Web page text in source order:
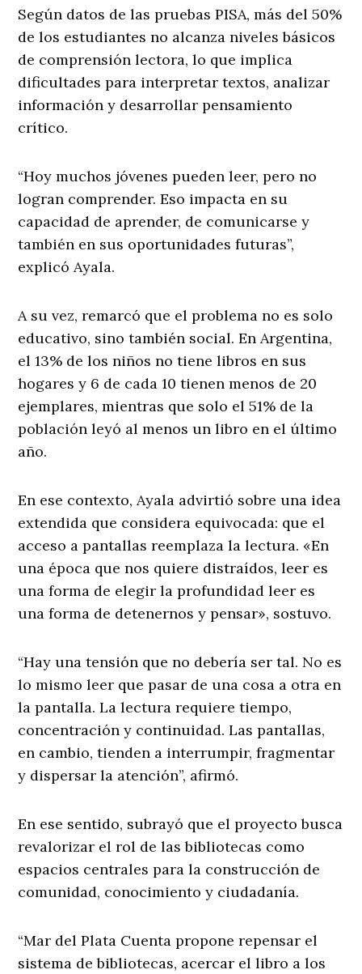
Según datos de las pruebas PISA, más del 50%
de los estudiantes no alcanza niveles básicos
de comprensión lectora, lo que implica
dificultades para interpretar textos, analizar
información y desarrollar pensamiento
crítico.
“Hoy muchos jóvenes pueden leer, pero no
logran comprender. Eso impacta en su
capacidad de aprender, de comunicarse y
también en sus oportunidades futuras”,
explicó Ayala.
A su vez, remarcó que el problema no es solo
educativo, sino también social. En Argentina,
el 13% de los niños no tiene libros en sus
hogares y 6 de cada 10 tienen menos de 20
ejemplares, mientras que solo el 51% de la
población leyó al menos un libro en el último
año.
En ese contexto, Ayala advirtió sobre una idea
extendida que considera equivocada: que el
acceso a pantallas reemplaza la lectura. «En
una época que nos quiere distraídos, leer es
una forma de elegir la profundidad leer es
una forma de detenernos y pensar», sostuvo.
“Hay una tensión que no debería ser tal. No es
lo mismo leer que pasar de una cosa a otra en
la pantalla. La lectura requiere tiempo,
concentración y continuidad. Las pantallas,
en cambio, tienden a interrumpir, fragmentar
y dispersar la atención”, afirmó.
En ese sentido, subrayó que el proyecto busca
revalorizar el rol de las bibliotecas como
espacios centrales para la construcción de
comunidad, conocimiento y ciudadanía.
“Mar del Plata Cuenta propone repensar el
sistema de bibliotecas, acercar el libro a los